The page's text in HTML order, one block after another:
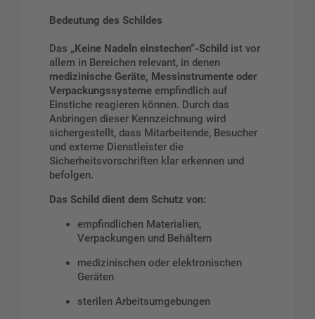
Bedeutung des Schildes
Das „Keine Nadeln einstechen“-Schild ist vor
allem in Bereichen relevant, in denen
medizinische Geräte, Messinstrumente oder
Verpackungssysteme empfindlich auf
Einstiche reagieren können. Durch das
Anbringen dieser Kennzeichnung wird
sichergestellt, dass Mitarbeitende, Besucher
und externe Dienstleister die
Sicherheitsvorschriften klar erkennen und
befolgen.
Das Schild dient dem Schutz von:
empfindlichen Materialien,
Verpackungen und Behältern
medizinischen oder elektronischen
Geräten
sterilen Arbeitsumgebungen